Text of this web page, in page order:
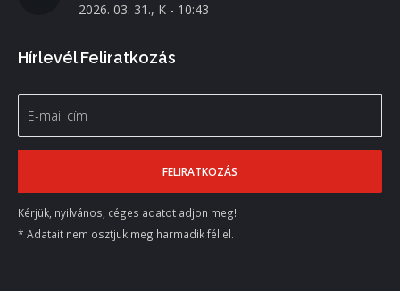
2026. 03. 31., K - 10:43
Hírlevél Feliratkozás
Kérjük, nyilvános, céges adatot adjon meg!
* Adatait nem osztjuk meg harmadik féllel.